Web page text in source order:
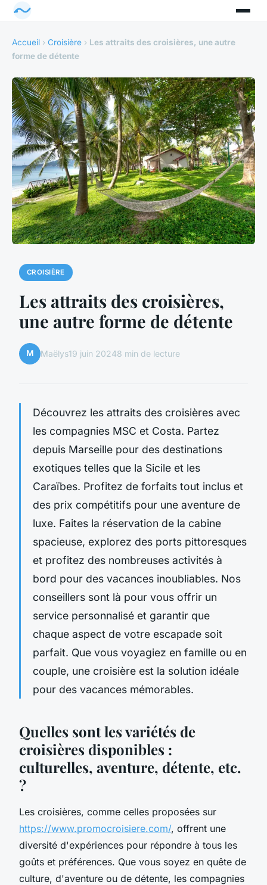
Accueil › Croisière › Les attraits des croisières, une autre
forme de détente
CROISIÈRE
Les attraits des croisières,
une autre forme de détente
M Maëlys19 juin 20248 min de lecture
Découvrez les attraits des croisières avec
les compagnies MSC et Costa. Partez
depuis Marseille pour des destinations
exotiques telles que la Sicile et les
Caraïbes. Profitez de forfaits tout inclus et
des prix compétitifs pour une aventure de
luxe. Faites la réservation de la cabine
spacieuse, explorez des ports pittoresques
et profitez des nombreuses activités à
bord pour des vacances inoubliables. Nos
conseillers sont là pour vous offrir un
service personnalisé et garantir que
chaque aspect de votre escapade soit
parfait. Que vous voyagiez en famille ou en
couple, une croisière est la solution idéale
pour des vacances mémorables.
Quelles sont les variétés de
croisières disponibles :
culturelles, aventure, détente, etc.
?
Les croisières, comme celles proposées sur
https://www.promocroisiere.com/, offrent une
diversité d'expériences pour répondre à tous les
goûts et préférences. Que vous soyez en quête de
culture, d'aventure ou de détente, les compagnies